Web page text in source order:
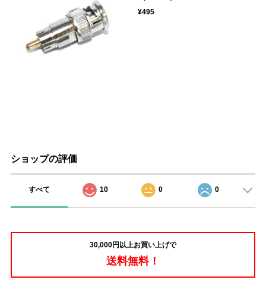
¥495
ショップの評価
すべて 10 0 0
30,000円以上お買い上げで
送料無料！